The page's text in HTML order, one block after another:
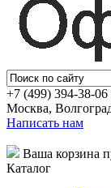
+7 (499) 394-38-
Москва,
Написать нам
Ваша корзина
Каталог